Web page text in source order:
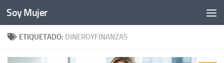
Bajo el contenido
Soy Mujer
ETIQUETADO: DINEROYFINANZAS